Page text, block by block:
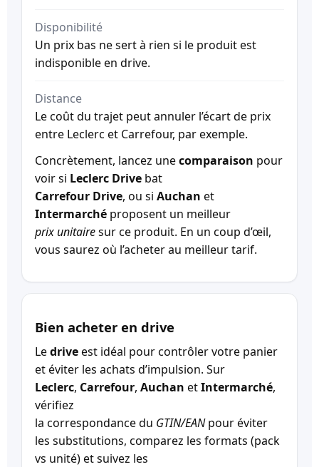
Disponibilité
Un prix bas ne sert à rien si le produit est
indisponible en drive.
Distance
Le coût du trajet peut annuler l’écart de prix
entre Leclerc et Carrefour, par exemple.
Concrètement, lancez unecomparaison pour
voir si Leclerc Drive bat
Carrefour Drive, ou si Auchan et
Intermarché proposent un meilleur
prix unitairesur ce produit. En un coup d’œil,
vous saurez où l’acheter au meilleur tarif.
Bien acheter en drive
Ledriveest idéal pour contrôler votre panier
et éviter les achats d’impulsion. Sur
Leclerc, Carrefour, Auchan etIntermarché,
vérifiez
la correspondance du GTIN/EANpour éviter
les substitutions, comparez les formats (pack
vs unité) et suivez les